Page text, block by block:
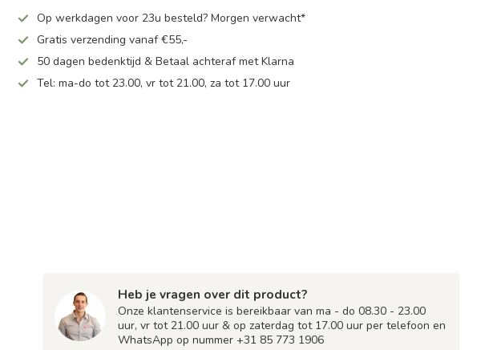
Op werkdagen voor 23u besteld? Morgen verwacht*
Gratis verzending vanaf €55,-
50 dagen bedenktijd & Betaal achteraf met Klarna
Tel: ma-do tot 23.00, vr tot 21.00, za tot 17.00 uur
Heb je vragen over dit product?
Onze klantenservice is bereikbaar van ma - do 08.30 - 23.00
uur, vr tot 21.00 uur & op zaterdag tot 17.00 uur per telefoon en
WhatsApp op nummer +31 85 773 1906